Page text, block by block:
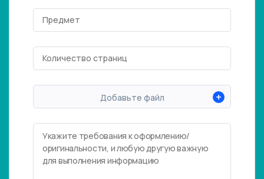
Добавьте файл +